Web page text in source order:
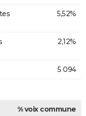
5,52%
2,12%
5 094
% voix commune